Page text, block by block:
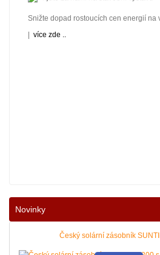
Snižte dopad rostoucích cen energií na
více zde ..
Nové podmínky dotací na nové
Novinky
Český solární zásobník